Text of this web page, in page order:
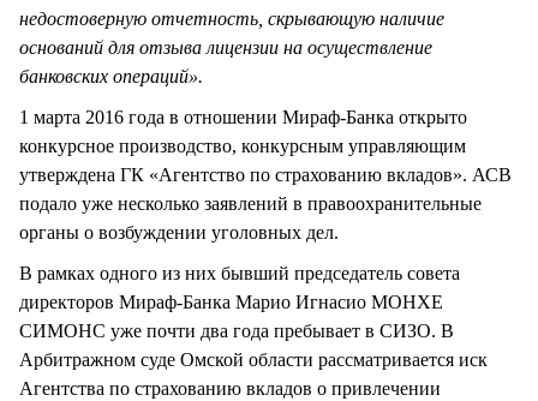
недостоверную отчетность, скрывающую наличие
оснований для отзыва лицензии на осуществление
банковских операций».
1 марта 2016 года в отношении Мираф-Банка открыто
конкурсное производство, конкурсным управляющим
утверждена ГК «Агентство по страхованию вкладов». АСВ
подало уже несколько заявлений в правоохранительные
органы о возбуждении уголовных дел.
В рамках одного из них бывший председатель совета
директоров Мираф-Банка Марио Игнасио МОНХЕ
СИМОНС уже почти два года пребывает в СИЗО. В
Арбитражном суде Омской области рассматривается иск
Агентства по страхованию вкладов о привлечении